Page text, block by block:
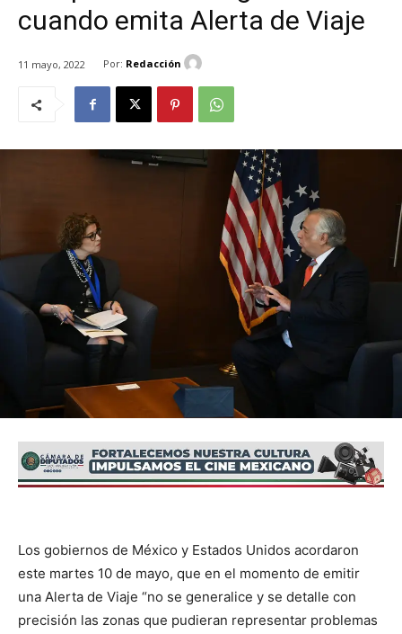
cuando emita Alerta de Viaje
11 mayo, 2022 Por: Redacción
Los gobiernos de México y Estados Unidos acordaron
este martes 10 de mayo, que en el momento de emitir
una Alerta de Viaje “no se generalice y se detalle con
precisión las zonas que pudieran representar problemas